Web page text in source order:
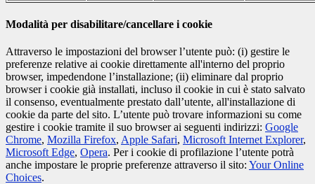
Modalità per disabilitare/cancellare i cookie
Attraverso le impostazioni del browser l’utente può: (i) gestire le
preferenze relative ai cookie direttamente all'interno del proprio
browser, impedendone l’installazione; (ii) eliminare dal proprio
browser i cookie già installati, incluso il cookie in cui è stato salvato
il consenso, eventualmente prestato dall’utente, all'installazione di
cookie da parte del sito. L’utente può trovare informazioni su come
gestire i cookie tramite il suo browser ai seguenti indirizzi: Google
Chrome, Mozilla Firefox, Apple Safari, Microsoft Internet Explorer,
Microsoft Edge, Opera. Per i cookie di profilazione l’utente potrà
anche impostare le proprie preferenze attraverso il sito: Your Online
Choices.